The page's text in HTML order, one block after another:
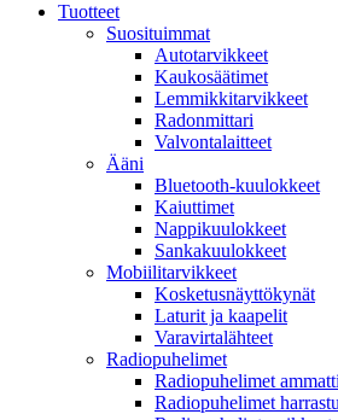
Tuotteet
Suosituimmat
Autotarvikkeet
Kaukosäätimet
Lemmikkitarvikkeet
Radonmittari
Valvontalaitteet
Ääni
Bluetooth-kuulokkeet
Kaiuttimet
Nappikuulokkeet
Sankakuulokkeet
Mobiilitarvikkeet
Kosketusnäyttökynät
Laturit ja kaapelit
Varavirtalähteet
Radiopuhelimet
Radiopuhelimet
Radiopuhelimet